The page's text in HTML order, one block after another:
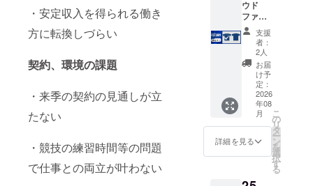
・安定収入を得られる働き
方に転換しづらい
契約、環境の課題
・来季の契約の見通しが立
たない
・競技の練習時間等の問題
で仕事との両立が叶わない
※返品等
の受付
はして
おりま
せん。
※グッズ
画像は
イメー
ジにな
りま
す。
・元J
リー
ガー三
人のサ
イン色
紙 【備
考欄必
須】 サ
イン色
紙に書
いてほ
名を記
入して
・オリ
ジナル
ステッ
カー
（50×5
0㎜）
・ト
レーニ
ング
ウェア
半袖上
下（サ
イズ展
らのお
礼動画
（約60
秒。
メール
に添付
しま
す。）
・選
手・ア
ンバサ
ダーオ
フ
ウド
ファン
ディン
グ限定
ユニ】
・
DGFC
限定携
帯壁紙
付きお
礼メー
ル（ほ
しい方
を選択
してく
い。）
支援
者：
2人
お届
け予
定：
2026
年08
月
詳細を見る
こ
の
リ
タ
ー
ン
を
選
択
す
る